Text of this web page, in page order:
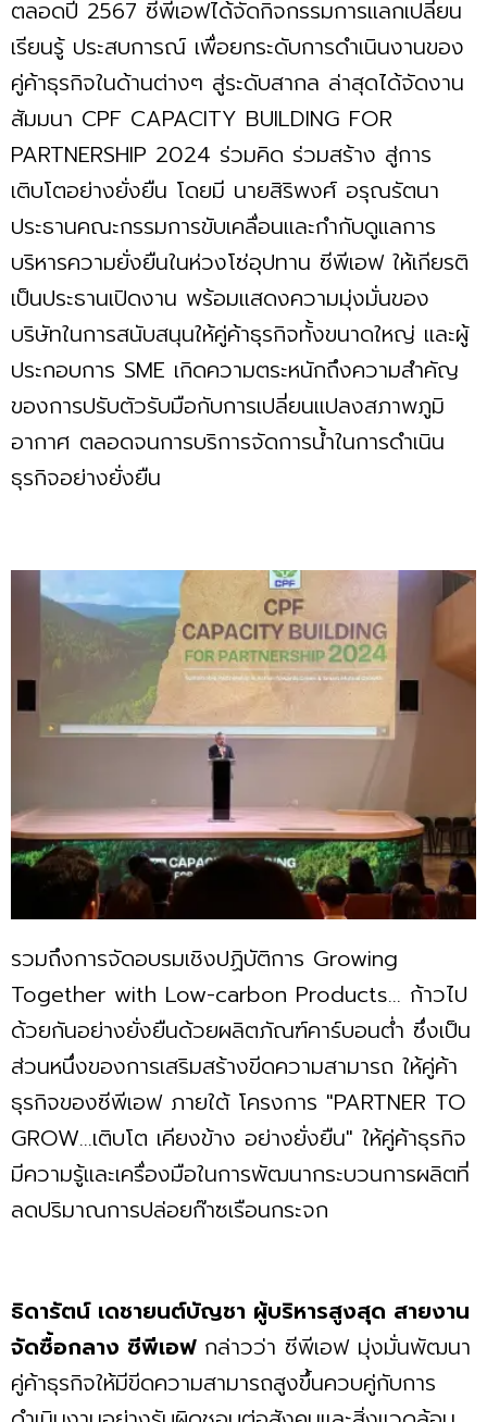
ตลอดปี 2567 ซีพีเอฟได้จัดกิจกรรมการแลกเปลี่ยน
เรียนรู้ ประสบการณ์ เพื่อยกระดับการดำเนินงานของ
คู่ค้าธุรกิจในด้านต่างๆ สู่ระดับสากล ล่าสุดได้จัดงาน
สัมมนา CPF CAPACITY BUILDING FOR
PARTNERSHIP 2024 ร่วมคิด ร่วมสร้าง สู่การ
เติบโตอย่างยั่งยืน โดยมี นายสิริพงศ์ อรุณรัตนา
ประธานคณะกรรมการขับเคลื่อนและกำกับดูแลการ
บริหารความยั่งยืนในห่วงโซ่อุปทาน ซีพีเอฟ ให้เกียรติ
เป็นประธานเปิดงาน พร้อมแสดงความมุ่งมั่นของ
บริษัทในการสนับสนุนให้คู่ค้าธุรกิจทั้งขนาดใหญ่ และผู้
ประกอบการ SME เกิดความตระหนักถึงความสำคัญ
ของการปรับตัวรับมือกับการเปลี่ยนแปลงสภาพภูมิ
อากาศ ตลอดจนการบริการจัดการน้ำในการดำเนิน
ธุรกิจอย่างยั่งยืน
รวมถึงการจัดอบรมเชิงปฏิบัติการ Growing
Together with Low-carbon Products... ก้าวไป
ด้วยกันอย่างยั่งยืนด้วยผลิตภัณฑ์คาร์บอนต่ำ ซึ่งเป็น
ส่วนหนึ่งของการเสริมสร้างขีดความสามารถ ให้คู่ค้า
ธุรกิจของซีพีเอฟ ภายใต้ โครงการ "PARTNER TO
GROW...เติบโต เคียงข้าง อย่างยั่งยืน" ให้คู่ค้าธุรกิจ
มีความรู้และเครื่องมือในการพัฒนากระบวนการผลิตที่
ลดปริมาณการปล่อยก๊าซเรือนกระจก
ธิดารัตน์ เดชายนต์บัญชา ผู้บริหารสูงสุด สายงาน
จัดซื้อกลาง ซีพีเอฟกล่าวว่า ซีพีเอฟ มุ่งมั่นพัฒนา
คู่ค้าธุรกิจให้มีขีดความสามารถสูงขึ้นควบคู่กับการ